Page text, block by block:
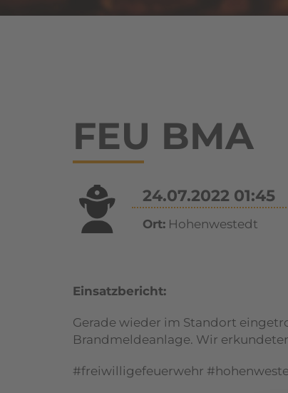
FEU BMA
24.07.2022 01:45
Ort:Hohenwestedt
Einsatzbericht:
Gerade wieder im Standort
Brandmeldeanlage. Wir
#freiwilligefeuerwehr